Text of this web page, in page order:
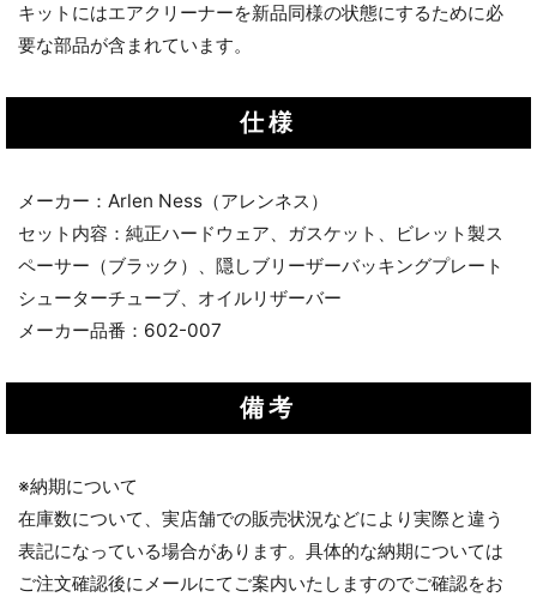
キットにはエアクリーナーを新品同様の状態にするために必
要な部品が含まれています。
仕様
メーカー：Arlen Ness（アレンネス）
セット内容：純正ハードウェア、ガスケット、ビレット製ス
ペーサー（ブラック）、隠しブリーザーバッキングプレート
シューターチューブ、オイルリザーバー
メーカー品番：602-007
備考
※納期について
在庫数について、実店舗での販売状況などにより実際と違う
表記になっている場合があります。具体的な納期については
ご注文確認後にメールにてご案内いたしますのでご確認をお